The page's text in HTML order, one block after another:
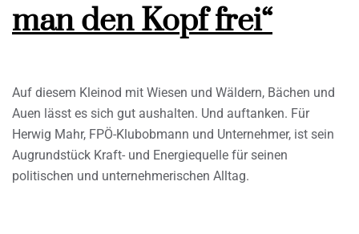
man den Kopf frei“
Auf diesem Kleinod mit Wiesen und Wäldern, Bächen und
Auen lässt es sich gut aushalten. Und auftanken. Für
Herwig Mahr, FPÖ-Klubobmann und Unternehmer, ist sein
Augrundstück Kraft- und Energiequelle für seinen
politischen und unternehmerischen Alltag.